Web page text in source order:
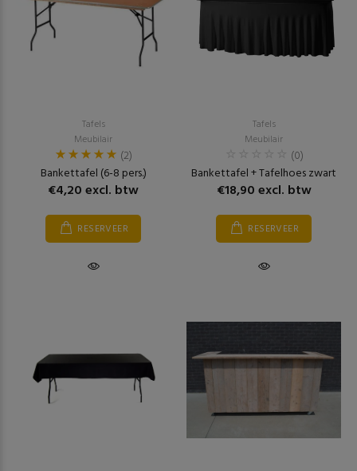
Tafels
Meubilair
(2)
Bankettafel (6-8 pers.)
€4,20 excl. btw
RESERVEER
Tafels
Meubilair
(0)
Bankettafel + Tafelhoes zwart
€18,90 excl. btw
RESERVEER